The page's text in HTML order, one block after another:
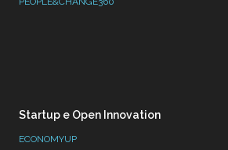
Startup e Open Innovation
ECONOMYUP